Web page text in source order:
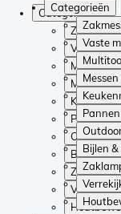
Categorieën
Vaste
Bijlen
Categorieën
Vaste
Multitools
Messen
Pannen &
Outdoor
Bijlen &